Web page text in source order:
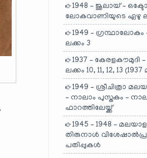
1948 – ജൂലായ് –
ലോകവാണിയുടെ ഏഴു
1949 – ഗ്രന്ഥാലോകം
ലക്കം 3
1937 – കേരളകൗമുദി
ലക്കം 10, 11, 12, 13 (1937
1949 – ശ്രീചിത്രാ
– നാലാം പുസ്തകം –
ഫാറത്തിലേയ്ക്ക്
1945 – 1948 –
തിരുനാൾ
പതിപ്പുകൾ